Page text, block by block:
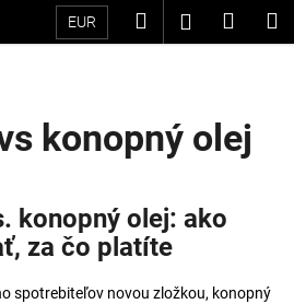
EUR Hľadať
konopný olej
konopný olej: ako
za čo platíte
spotrebiteľov novou zložkou, konopný